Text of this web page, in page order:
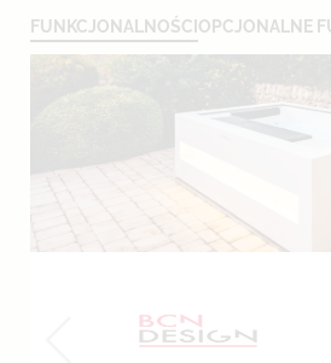
FUNKCJONALNOŚCI OPCJONALNE